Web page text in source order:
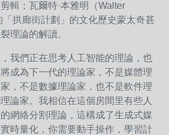
輯；瓦爾特·本雅明（Walter
拱廊街計劃」的文化歷史蒙太奇甚
理論的解讀。
我們正在思考人工智能的理論，也
成為下一代的理論家，不是媒體理
，不是數據理論家，也不是軟件理
論家。我相信在這個房間里有些人
網絡分割理論，這構成了生成式媒
時量化，你需要動手操作，學習計